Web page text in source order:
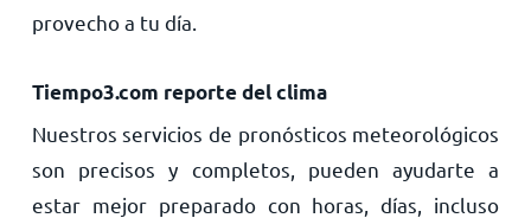
provecho a tu día.
Tiempo3.com reporte del clima
Nuestros servicios de pronósticos meteorológicos
son precisos y completos, pueden ayudarte a
estar mejor preparado con horas, días, incluso